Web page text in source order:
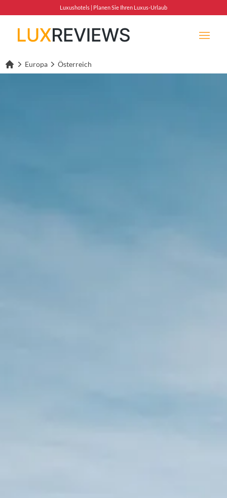
Luxushotels | Planen Sie Ihren Luxus-Urlaub
Lux Reviews Home
Europa Österreich